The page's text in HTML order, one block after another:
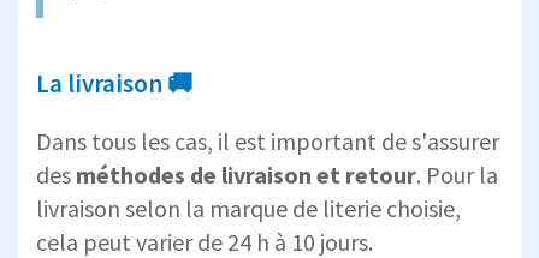
La livraison 🚚
Dans tous les cas, il est important de s'assurer
des méthodes de livraison et retour. Pour la
livraison selon la marque de literie choisie,
cela peut varier de 24 h à 10 jours.